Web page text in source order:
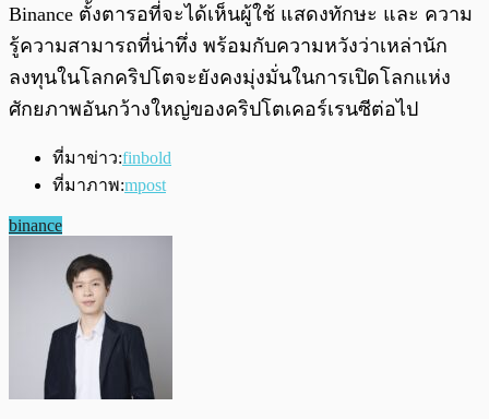
Binance ตั้งตารอที่จะได้เห็นผู้ใช้ แสดงทักษะ และ ความ
รู้ความสามารถที่น่าทึ่ง พร้อมกับความหวังว่าเหล่านัก
ลงทุนในโลกคริปโตจะยังคงมุ่งมั่นในการเปิดโลกแห่ง
ศักยภาพอันกว้างใหญ่ของคริปโตเคอร์เรนซีต่อไป
ที่มาข่าว:finbold
ที่มาภาพ:mpost
binance